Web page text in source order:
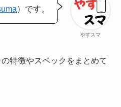
やすスマ
）です。
特徴やスペックをまとめて